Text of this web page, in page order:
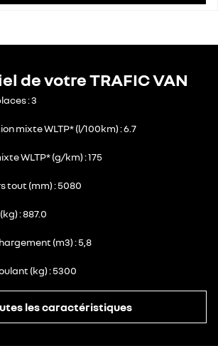
de votre TRAFIC VAN
3
mixte WLTP* (l/100km) 6.7
WLTP* (g/km) 175
tout (mm) 5080
887.0
(m3) 5,8
(kg) 5300
les caractéristiques